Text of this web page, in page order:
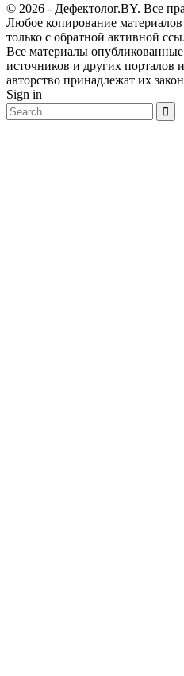
© 2026 - Дефектолог.BY. Все
Любое копирование материалов
только с обратной активной
Все материалы
источников и других порталов
авторство принадлежат их
Sign in